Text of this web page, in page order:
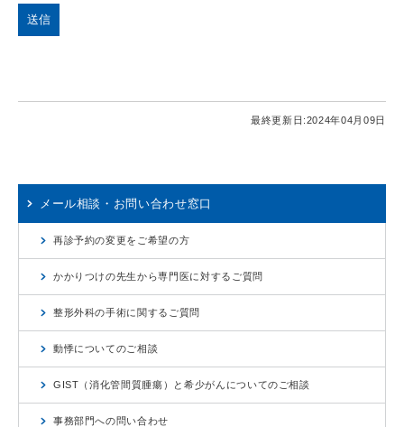
最終更新日:2024年04月09日
メール相談・お問い合わせ窓口
再診予約の変更をご希望の方
かかりつけの先生から専門医に対するご質問
整形外科の手術に関するご質問
動悸についてのご相談
GIST（消化管間質腫瘍）と希少がんについてのご相談
事務部門への問い合わせ